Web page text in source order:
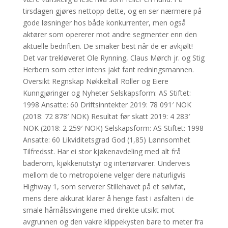
tirsdagen gjøres nettopp dette, og en ser nærmere på
gode løsninger hos både konkurrenter, men også
aktører som opererer mot andre segmenter enn den
aktuelle bedriften. De smaker best når de er avkjølt!
Det var trekløveret Ole Rynning, Claus Mørch jr. og Stig
Herbern som etter intens jakt fant redningsmannen.
Oversikt Regnskap Nøkkeltall Roller og Eiere
Kunngjøringer og Nyheter Selskapsform: AS Stiftet:
1998 Ansatte: 60 Driftsinntekter 2019: 78 091′ NOK
(2018: 72 878′ NOK) Resultat før skatt 2019: 4 283′
NOK (2018: 2 259′ NOK) Selskapsform: AS Stiftet: 1998
Ansatte: 60 Likviditetsgrad God (1,85) Lønnsomhet
Tilfredsst. Har ei stor kjøkenavdeling med alt frå
baderom, kjøkkenutstyr og interiørvarer. Underveis
mellom de to metropolene velger dere naturligvis
Highway 1, som serverer Stillehavet på et sølvfat,
mens dere akkurat klarer å henge fast i asfalten i de
smale hårnålssvingene med direkte utsikt mot
avgrunnen og den vakre klippekysten bare to meter fra